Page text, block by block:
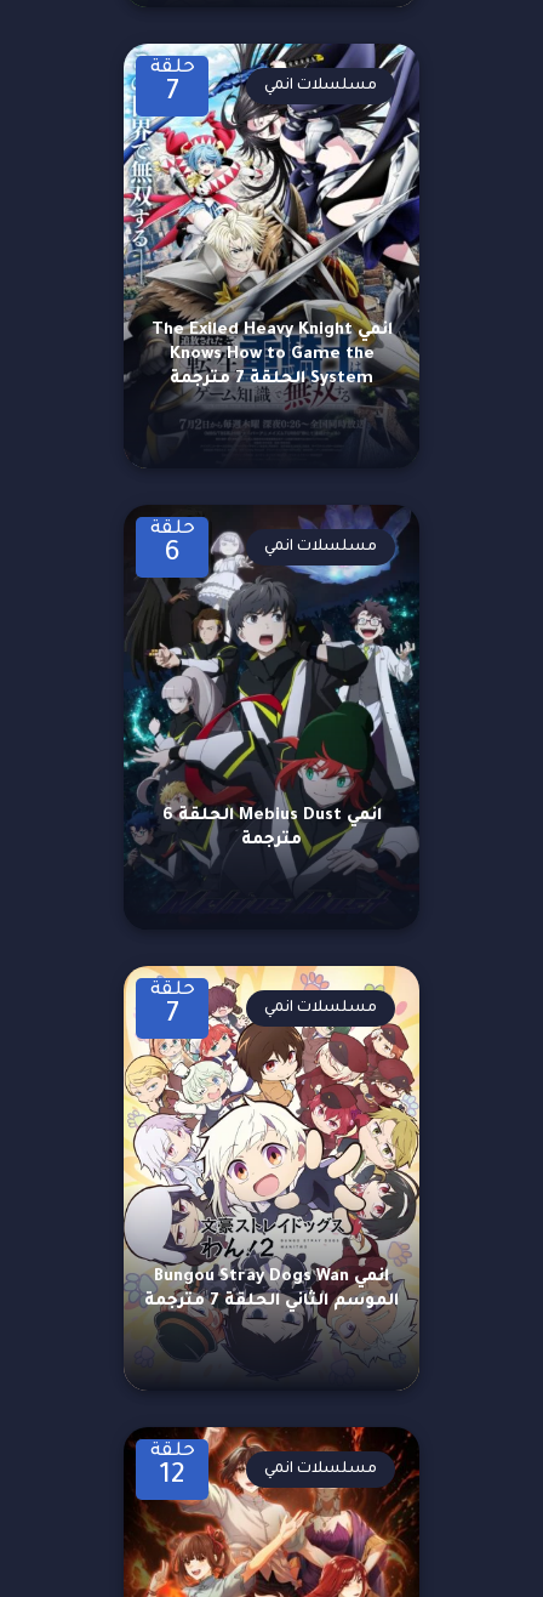
حلقة
7
انمي The Exiled Heavy Knight
Knows How to Game the
System الحلقة 7 مترجمة
مسلسلات انمي
حلقة
6
انمي Mebius Dust الحلقة 6
مترجمة
مسلسلات انمي
حلقة
7
انمي Bungou Stray Dogs Wan
الموسم الثاني الحلقة 7 مترجمة
مسلسلات انمي
حلقة
12 مسلسلات انمي